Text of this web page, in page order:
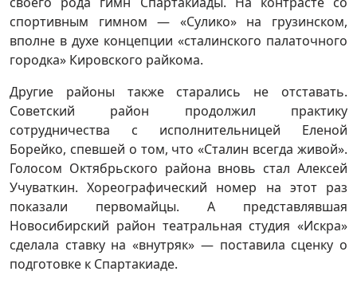
спортивным гимном — «Сулико» на грузинском,
вполне в духе концепции «сталинского палаточного
городка» Кировского райкома.
Другие районы также старались не отставать.
Советский район продолжил практику
сотрудничества с исполнительницей Еленой
Борейко, спевшей о том, что «Сталин всегда живой».
Голосом Октябрьского района вновь стал Алексей
Учуваткин. Хореографический номер на этот раз
показали первомайцы. А представлявшая
Новосибирский район театральная студия «Искра»
сделала ставку на «внутряк» — поставила сценку о
подготовке к Спартакиаде.